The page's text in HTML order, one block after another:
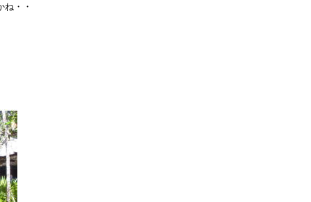
・・